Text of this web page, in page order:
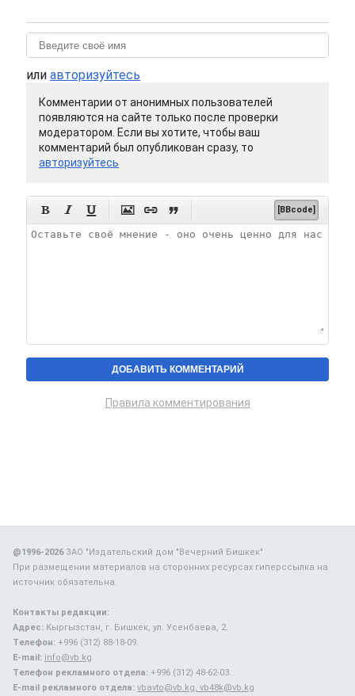
или авторизуйтесь
Комментарии от анонимных пользователей
появляются на сайте только после проверки
модератором. Если вы хотите, чтобы ваш
комментарий был опубликован сразу, то
авторизуйтесь
      [BBcode]
Правила комментирования
@1996-2026ЗАО "Издательский дом "Вечерний Бишкек"
При размещении материалов на сторонних ресурсах гиперссылка на
источник обязательна.
Контакты редакции:
Адрес: Кыргызстан, г. Бишкек, ул. Усенбаева, 2.
Телефон: +996 (312) 88-18-09.
E-mail: info@vb.kg
Телефон рекламного отдела: +996 (312) 48-62-03.
E-mail рекламного отдела: vbavto@vb.kg, vb48k@vb.kg